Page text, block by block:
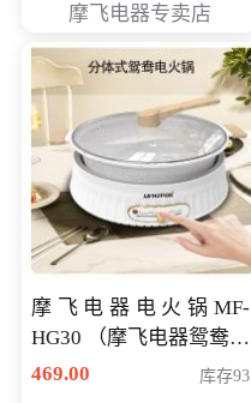
摩飞电器专卖店
摩飞电器电火锅MF-
HG30 （摩飞电器鸳鸯锅
MF-HG30 ） 会员专享价
469.00 库存93